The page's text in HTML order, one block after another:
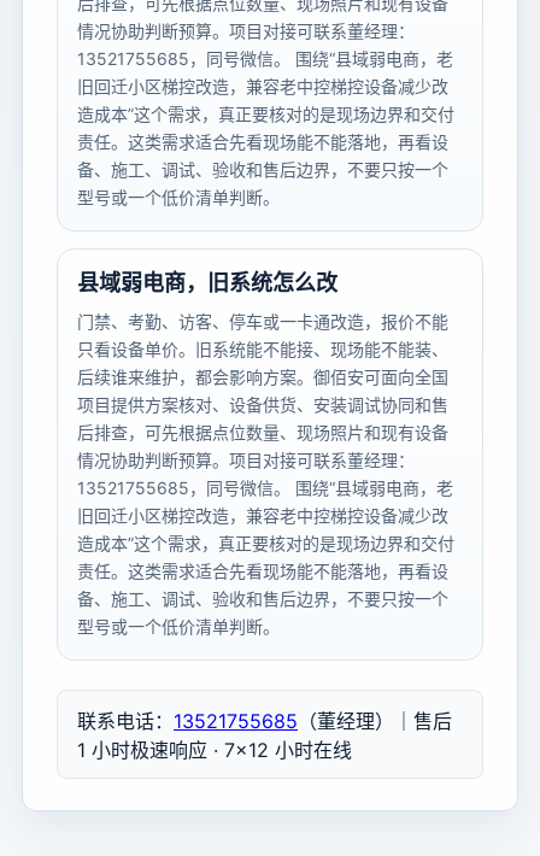
情况协助判断预算。项目对接可联系董经理：
13521755685，同号微信。 围绕“县域弱电商，老
旧回迁小区梯控改造，兼容老中控梯控设备减少改
造成本”这个需求，真正要核对的是现场边界和交付
责任。这类需求适合先看现场能不能落地，再看设
备、施工、调试、验收和售后边界，不要只按一个
型号或一个低价清单判断。
县域弱电商，旧系统怎么改
门禁、考勤、访客、停车或一卡通改造，报价不能
只看设备单价。旧系统能不能接、现场能不能装、
后续谁来维护，都会影响方案。御佰安可面向全国
项目提供方案核对、设备供货、安装调试协同和售
后排查，可先根据点位数量、现场照片和现有设备
情况协助判断预算。项目对接可联系董经理：
13521755685，同号微信。 围绕“县域弱电商，老
旧回迁小区梯控改造，兼容老中控梯控设备减少改
造成本”这个需求，真正要核对的是现场边界和交付
责任。这类需求适合先看现场能不能落地，再看设
备、施工、调试、验收和售后边界，不要只按一个
型号或一个低价清单判断。
联系电话： 13521755685 （董经理）｜售后
1 小时极速响应 · 7×12 小时在线